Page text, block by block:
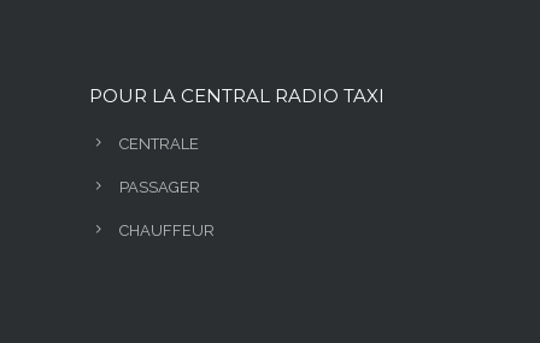
POUR LA CENTRAL RADIO TAXI
CENTRALE
PASSAGER
CHAUFFEUR